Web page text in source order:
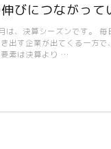
びにつながって
は、決算シーズンです。 毎
出す企業が出てくる一方で
素は決算より …